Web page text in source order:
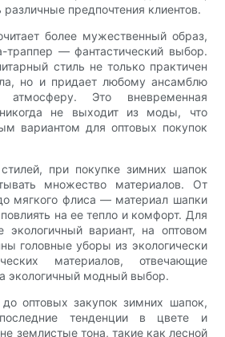
различные предпочтения клиентов.
более мужественный образ,
траппер — фантастический выбор.
стиль не только практичен
но и придает любому ансамблю
атмосферу. Это вневременная
не выходит из моды, что
вариантом для оптовых покупок
при покупке зимних шапок
множество материалов. От
мягкого флиса — материал шапки
на ее тепло и комфорт. Для
экологичный вариант, на оптовом
головные уборы из экологически
материалов, отвечающие
экологичный модный выбор.
оптовых закупок зимних шапок,
тенденции в цвете и
землистые тона, такие как лесной